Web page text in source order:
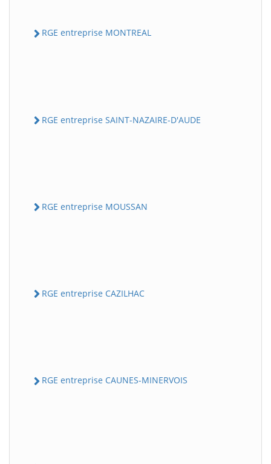
RGE entreprise MONTREAL
RGE entreprise SAINT-NAZAIRE-D'AUDE
RGE entreprise MOUSSAN
RGE entreprise CAZILHAC
RGE entreprise CAUNES-MINERVOIS